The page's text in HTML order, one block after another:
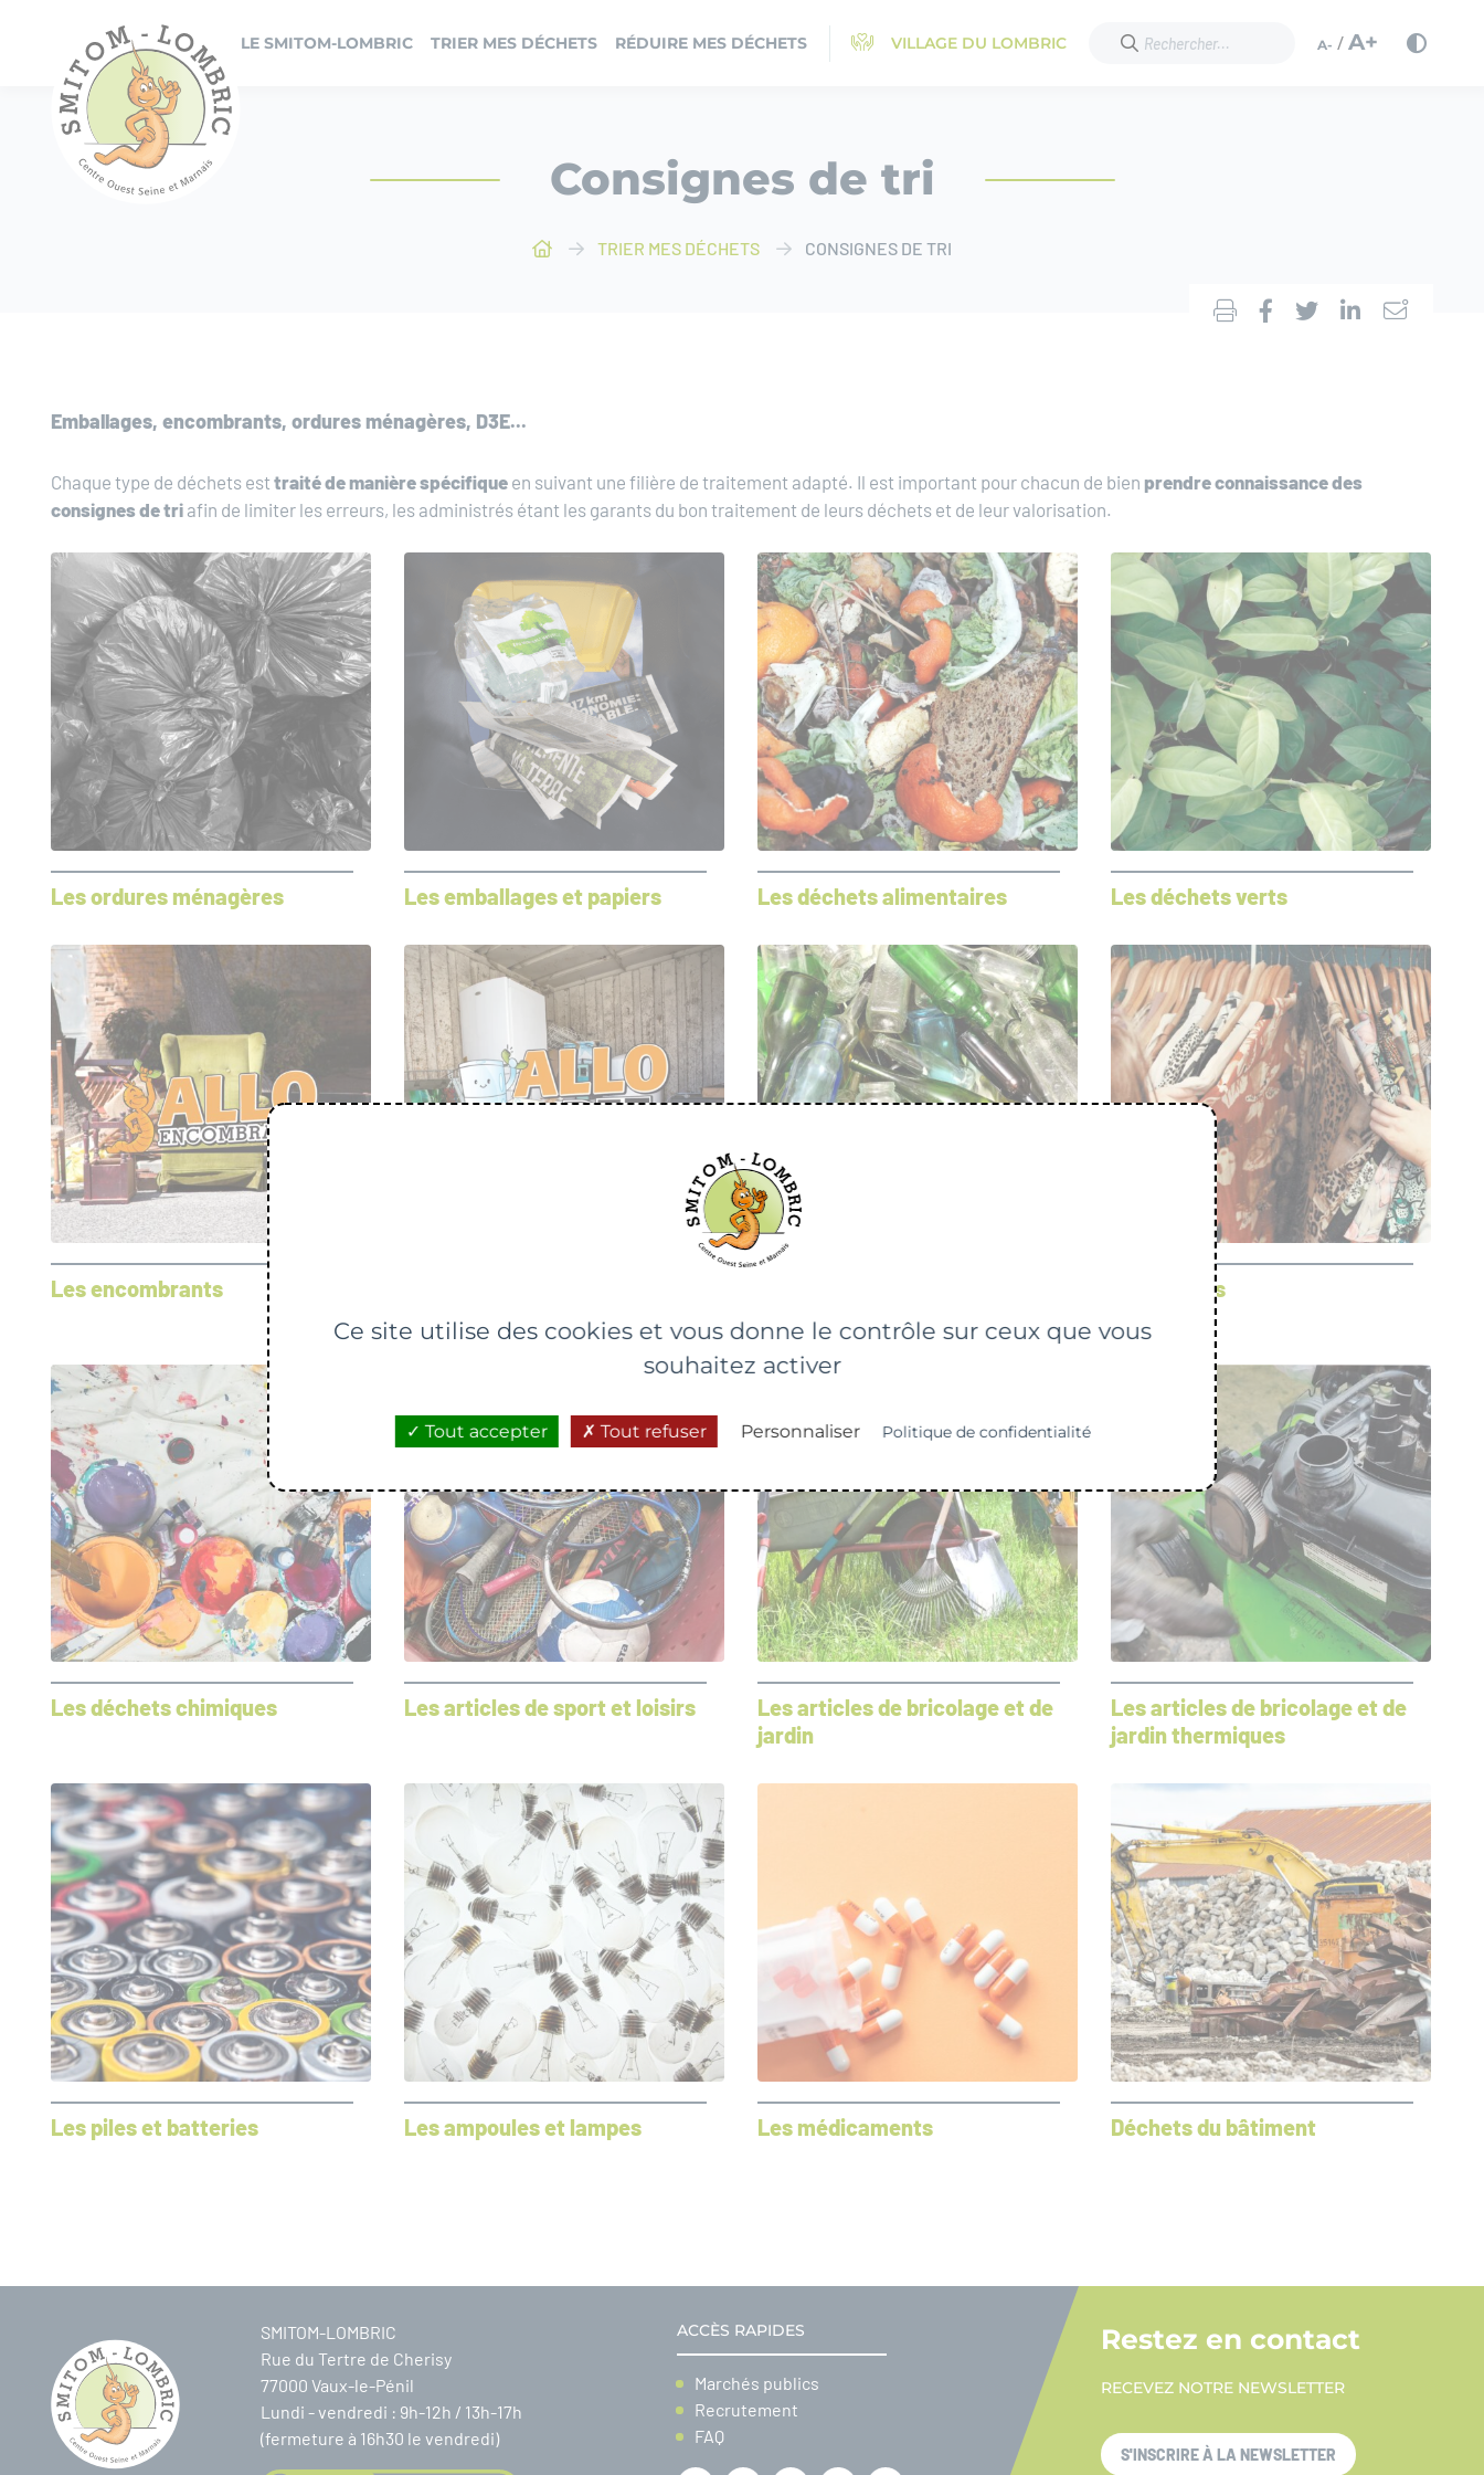
LE SMITOM-LOMBRIC TRIER MES DÉCHETS RÉDUIRE MES DÉCHETS VILLAGE DU LOMBRIC A- /A+
Consignes de tri
TRIER MES DÉCHETS CONSIGNES DE TRI
Emballages, encombrants, ordures ménagères, D3E...
Chaque type de déchets est traité de manière spécifique en suivant une filière de traitement adapté. Il est important pour chacun de bien prendre connaissance des
consignes de tri afin de limiter les erreurs, les administrés étant les garants du bon traitement de leurs déchets et de leur valorisation.
Les ordures ménagères Les emballages et papiers Les déchets alimentaires Les déchets verts
Les encombrants
électriques ou électroniques
Les textiles
Les déchets chimiques Les articles de sport et loisirs
Les articles de bricolage et de
jardin
Les articles de bricolage et de
jardin thermiques
Les piles et batteries Les ampoules et lampes Les médicaments Déchets du bâtiment
SMITOM-LOMBRIC
Rue du Tertre de Cherisy
77000 Vaux-le-Pénil
Lundi - vendredi : 9h-12h / 13h-17h
(fermeture à 16h30 le vendredi)
ACCÈS RAPIDES
Marchés publics
Recrutement
FAQ
Restez en contact
RECEVEZ NOTRE NEWSLETTER
S'INSCRIRE À LA NEWSLETTER
Ce site utilise des cookies et vous donne le contrôle sur ceux que vous
souhaitez activer
Tout accepter Tout refuser Personnaliser Politique de confidentialité